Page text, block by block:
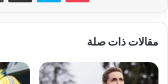
مقالات ذات صلة